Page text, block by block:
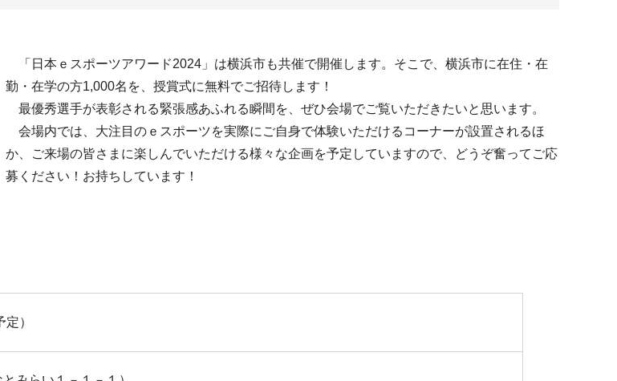
「日本ｅスポーツアワード2024」は横浜市も共催で開催します。そこで、横浜市に在住・在
勤・在学の方1,000名を、授賞式に無料でご招待します！
最優秀選手が表彰される緊張感あふれる瞬間を、ぜひ会場でご覧いただきたいと思います。
会場内では、大注目のｅスポーツを実際にご自身で体験いただけるコーナーが設置されるほ
か、ご来場の皆さまに楽しんでいただける様々な企画を予定していますので、どうぞ奮ってご応
募ください！お持ちしています！
）